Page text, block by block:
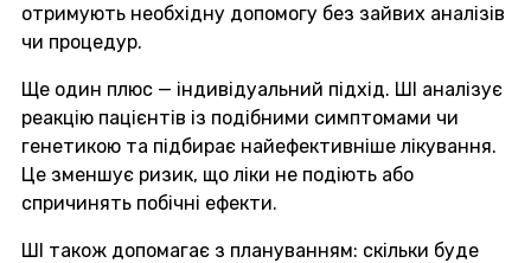
отримують необхідну допомогу без зайвих аналізів
чи процедур.
Ще один плюс — індивідуальний підхід. ШІ аналізує
реакцію пацієнтів із подібними симптомами чи
генетикою та підбирає найефективніше лікування.
Це зменшує ризик, що ліки не подіють або
спричинять побічні ефекти.
ШІ також допомагає з плануванням: скільки буде